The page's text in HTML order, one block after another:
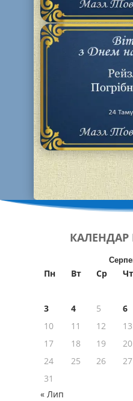
КАЛЕНДАР
Пн Вт Ср Чт
3
4 5 6
10
11 12 13
17
18 19 20
24
25 26 27
31
« Лип